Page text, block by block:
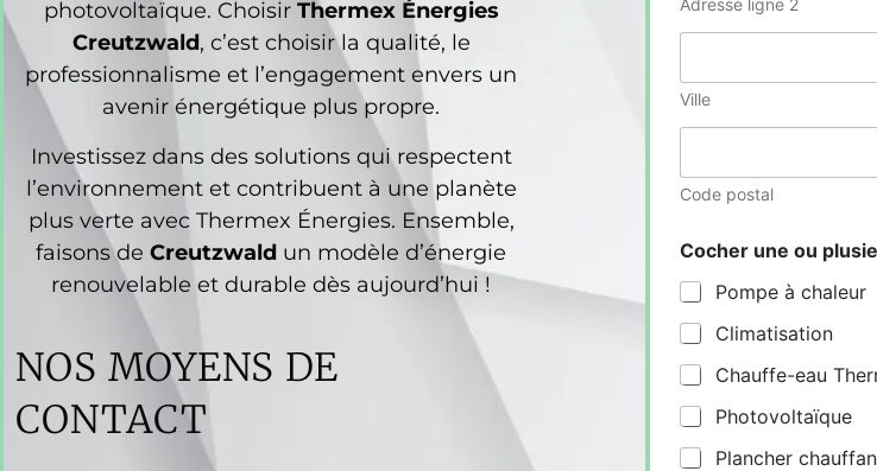
photovoltaïque. Choisir Thermex Énergies
Creutzwald, c’est choisir la qualité, le
professionnalisme et l’engagement envers un
avenir énergétique plus propre.
Investissez dans des solutions qui respectent
l’environnement et contribuent à une planète
plus verte avec Thermex Énergies. Ensemble,
faisons de Creutzwald un modèle d’énergie
renouvelable et durable dès aujourd’hui !
NOS MOYENS DE
CONTACT
Adresse ligne 2
Ville
Code postal
Cocher une ou
Pompe à chaleur
Climatisation
Chauffe-eau
Photovoltaïque
Plancher